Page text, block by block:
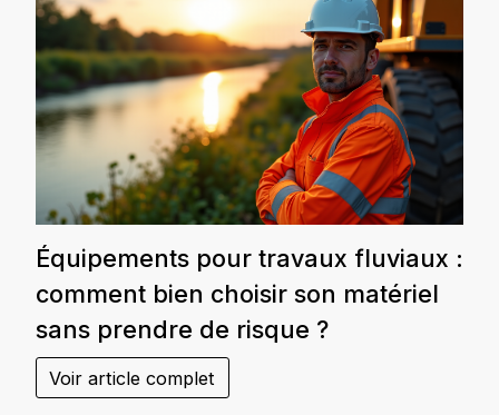
Équipements pour travaux fluviaux :
comment bien choisir son matériel
sans prendre de risque ?
Voir article complet